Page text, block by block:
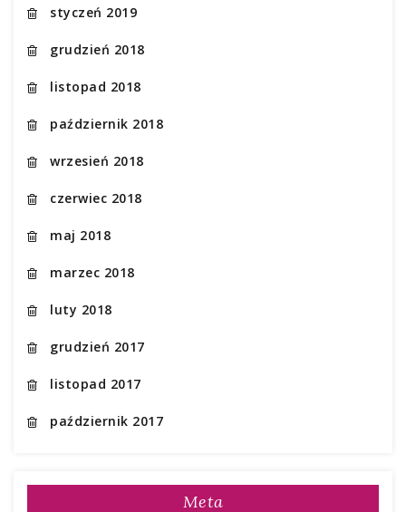
styczeń 2019
grudzień 2018
listopad 2018
październik 2018
wrzesień 2018
czerwiec 2018
maj 2018
marzec 2018
luty 2018
grudzień 2017
listopad 2017
październik 2017
Meta